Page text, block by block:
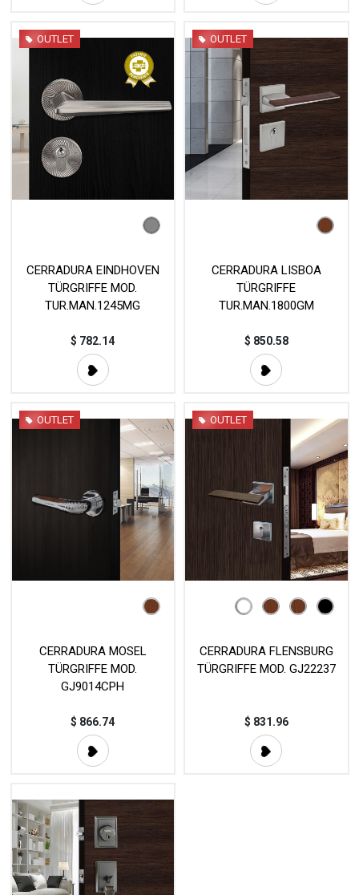
OUTLET
CERRADURA EINDHOVEN
TÜRGRIFFE MOD.
TUR.MAN.1245MG
$ 782.14
OUTLET
CERRADURA LISBOA
TÜRGRIFFE
TUR.MAN.1800GM
$ 850.58
OUTLET
CERRADURA MOSEL
TÜRGRIFFE MOD.
GJ9014CPH
$ 866.74
OUTLET
CERRADURA FLENSBURG
TÜRGRIFFE MOD. GJ22237
$ 831.96